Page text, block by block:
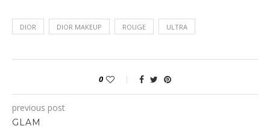
DIOR DIOR MAKEUP ROUGE ULTRA
0
previous post
GLAM